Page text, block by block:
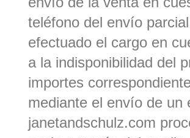
teléfono del envío
efectuado el cargo en
a la indisponibilidad del
importes
mediante el envío de un
janetandschulz.com